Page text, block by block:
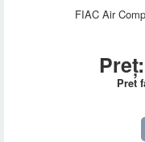
FIAC Air
Preț:
Pret